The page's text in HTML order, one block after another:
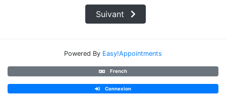
Suivant
Powered By Easy!Appointments
French
Connexion